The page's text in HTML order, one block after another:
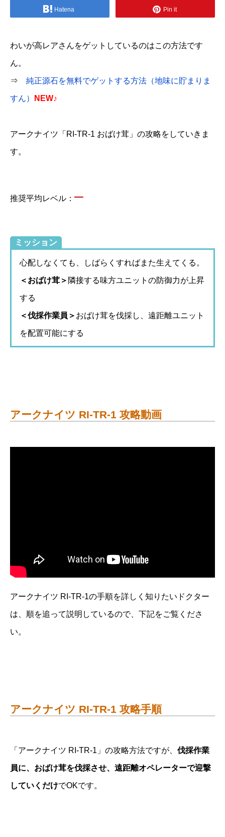
Hatena Pin it
わいが高レアさんをゲットしているのはこの方法です
ん。
⇒ 純正源石を無料でゲットする方法（地味に貯まりま
すん） NEW♪
アークナイツ「RI-TR-1 おばけ茸」の攻略をしていきま
す。
推奨平均レベル： –
ミッション
心配しなくても、しばらくすればまた生えてくる。
＜おばけ茸＞ 隣接する味方ユニットの防御力が上昇
する
＜伐採作業員＞ おばけ茸を伐採し、遠距離ユニット
を配置可能にする
アークナイツ RI-TR-1 攻略動画
アークナイツ RI-TR-1の手順を詳しく知りたいドクター
は、順を追って説明しているので、下記をご覧くださ
い。
アークナイツ RI-TR-1 攻略手順
「アークナイツ RI-TR-1」の攻略方法ですが、 伐採作業
員に、おばけ茸を伐採させ、遠距離オペレーターで迎撃
していくだけでOKです。